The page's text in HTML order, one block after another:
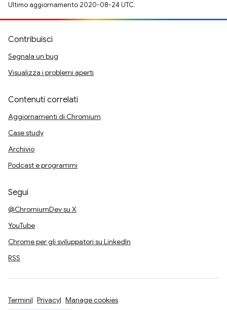
Ultimo aggiornamento 2020-08-24 UTC.
Contribuisci
Segnala un bug
Visualizza i problemi aperti
Contenuti correlati
Aggiornamenti di Chromium
Case study
Archivio
Podcast e programmi
Segui
@ChromiumDev su X
YouTube
Chrome per gli sviluppatori su LinkedIn
RSS
Termini Privacy Manage cookies